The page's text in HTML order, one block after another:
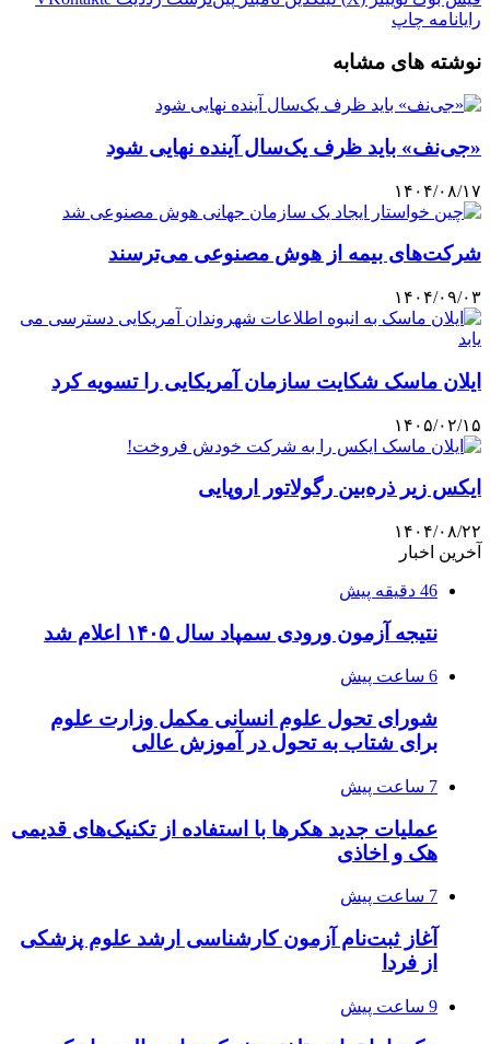
رایانامه چاپ
نوشته های مشابه
«جی‌نف» باید ظرف یک‌سال آینده نهایی شود
۱۴۰۴/۰۸/۱۷
شرکت‌های بیمه از هوش مصنوعی می‌ترسند
۱۴۰۴/۰۹/۰۳
ایلان ماسک شکایت سازمان آمریکایی را تسویه کرد
۱۴۰۵/۰۲/۱۵
ایکس زیر ذره‌بین رگولاتور اروپایی
۱۴۰۴/۰۸/۲۲
آخرین اخبار
46 دقیقه پیش
نتیجه آزمون ورودی سمپاد سال ۱۴۰۵ اعلام شد
6 ساعت پیش
شورای تحول علوم انسانی مکمل وزارت علوم
برای شتاب به تحول در آموزش عالی
7 ساعت پیش
عملیات جدید هکرها با استفاده از تکنیک‌های قدیمی
هک و اخاذی
7 ساعت پیش
آغاز ثبت‌نام‌ آزمون کارشناسی ارشد علوم پزشکی
از فردا
9 ساعت پیش